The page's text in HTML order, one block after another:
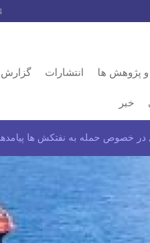
پژوهش ها انتشارات
خبر
خصوص حمله به نفتکش ها